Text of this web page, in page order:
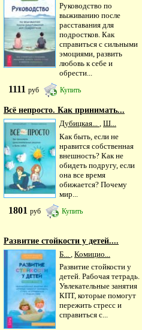
Руководство по
выживанию после
расставания для
подростков. Как
справиться с сильными
эмоциями, развить
любовь к себе и
обрести...
1111 руб Купить
Всё непросто. Как принимать...
Дубицкая... , Ш...
Как быть, если не
нравится собственная
внешность? Как не
обидеть подругу, если
она все время
обижается? Почему
мир...
1801 руб Купить
Развитие стойкости у детей....
Б...
Комицио...
Развитие стойкости у
детей. Рабочая тетрадь.
Увлекательные занятия
КПТ, которые помогут
пережить стресс и
справиться с...